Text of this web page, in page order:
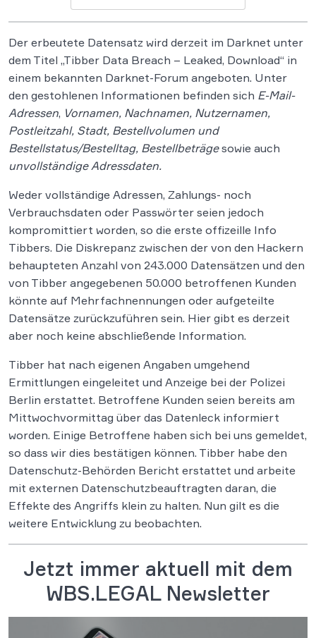
Der erbeutete Datensatz wird derzeit im Darknet unter
dem Titel „Tibber Data Breach – Leaked, Download“ in
einem bekannten Darknet-Forum angeboten. Unter
den gestohlenen Informationen befinden sich E-Mail-
Adressen, Vornamen, Nachnamen, Nutzernamen,
Postleitzahl, Stadt, Bestellvolumen und
Bestellstatus/Bestelltag, Bestellbeträgesowie auch
unvollständige Adressdaten.
Weder vollständige Adressen, Zahlungs- noch
Verbrauchsdaten oder Passwörter seien jedoch
kompromittiert worden, so die erste offizeille Info
Tibbers. Die Diskrepanz zwischen der von den Hackern
behaupteten Anzahl von 243.000 Datensätzen und den
von Tibber angegebenen 50.000 betroffenen Kunden
könnte auf Mehrfachnennungen oder aufgeteilte
Datensätze zurückzuführen sein. Hier gibt es derzeit
aber noch keine abschließende Information.
Tibber hat nach eigenen Angaben umgehend
Ermittlungen eingeleitet und Anzeige bei der Polizei
Berlin erstattet. Betroffene Kunden seien bereits am
Mittwochvormittag über das Datenleck informiert
worden. Einige Betroffene haben sich bei uns gemeldet,
so dass wir dies bestätigen können. Tibber habe den
Datenschutz-Behörden Bericht erstattet und arbeite
mit externen Datenschutzbeauftragten daran, die
Effekte des Angriffs klein zu halten. Nun gilt es die
weitere Entwicklung zu beobachten.
Jetzt immer aktuell mit dem
WBS.LEGAL Newsletter